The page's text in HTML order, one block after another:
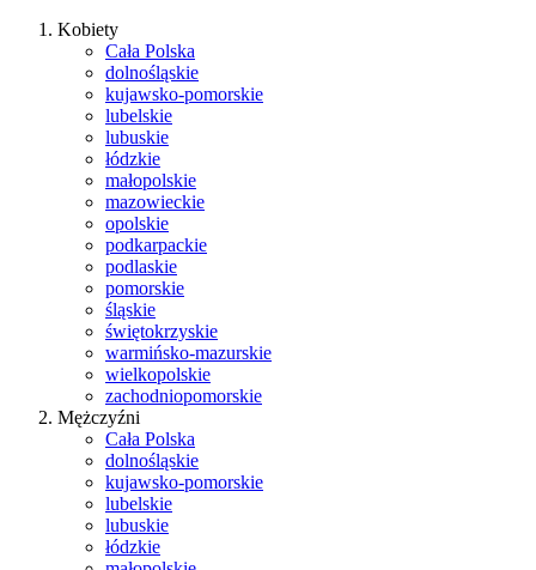
Kobiety
Cała Polska
dolnośląskie
kujawsko-pomorskie
lubelskie
lubuskie
łódzkie
małopolskie
mazowieckie
opolskie
podkarpackie
podlaskie
pomorskie
śląskie
świętokrzyskie
warmińsko-mazurskie
wielkopolskie
zachodniopomorskie
Mężczyźni
Cała Polska
dolnośląskie
kujawsko-pomorskie
lubelskie
lubuskie
łódzkie